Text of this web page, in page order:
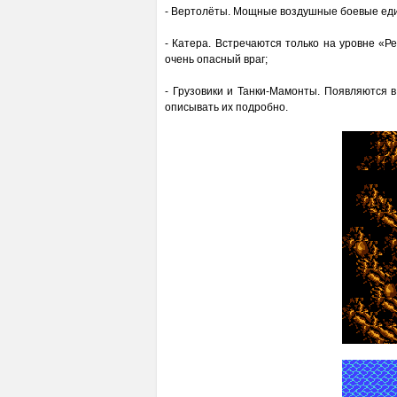
- Вертолёты. Мощные воздушные боевые
- Катера. Встречаются только на уровне
очень опасный враг;
- Грузовики и Танки-Мамонты. Появляются
описывать их подробно.